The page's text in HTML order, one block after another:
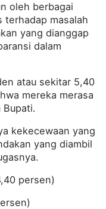
oleh berbagai
masalah
yang dianggap
dalam
atau sekitar 5,40
mereka merasa
Bupati.
kekecewaan yang
yang diambil
persen)